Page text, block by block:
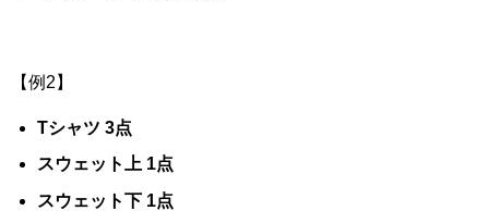
【例2】
Tシャツ 3点
スウェット上 1点
スウェット下 1点